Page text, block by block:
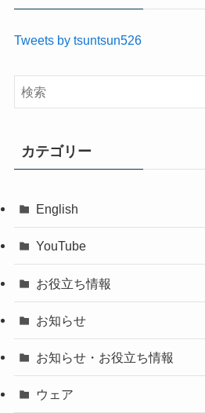
Tweets by tsuntsun526
カテゴリー
English
YouTube
お役立ち情報
お知らせ
お知らせ・お役立ち情報
ウェア